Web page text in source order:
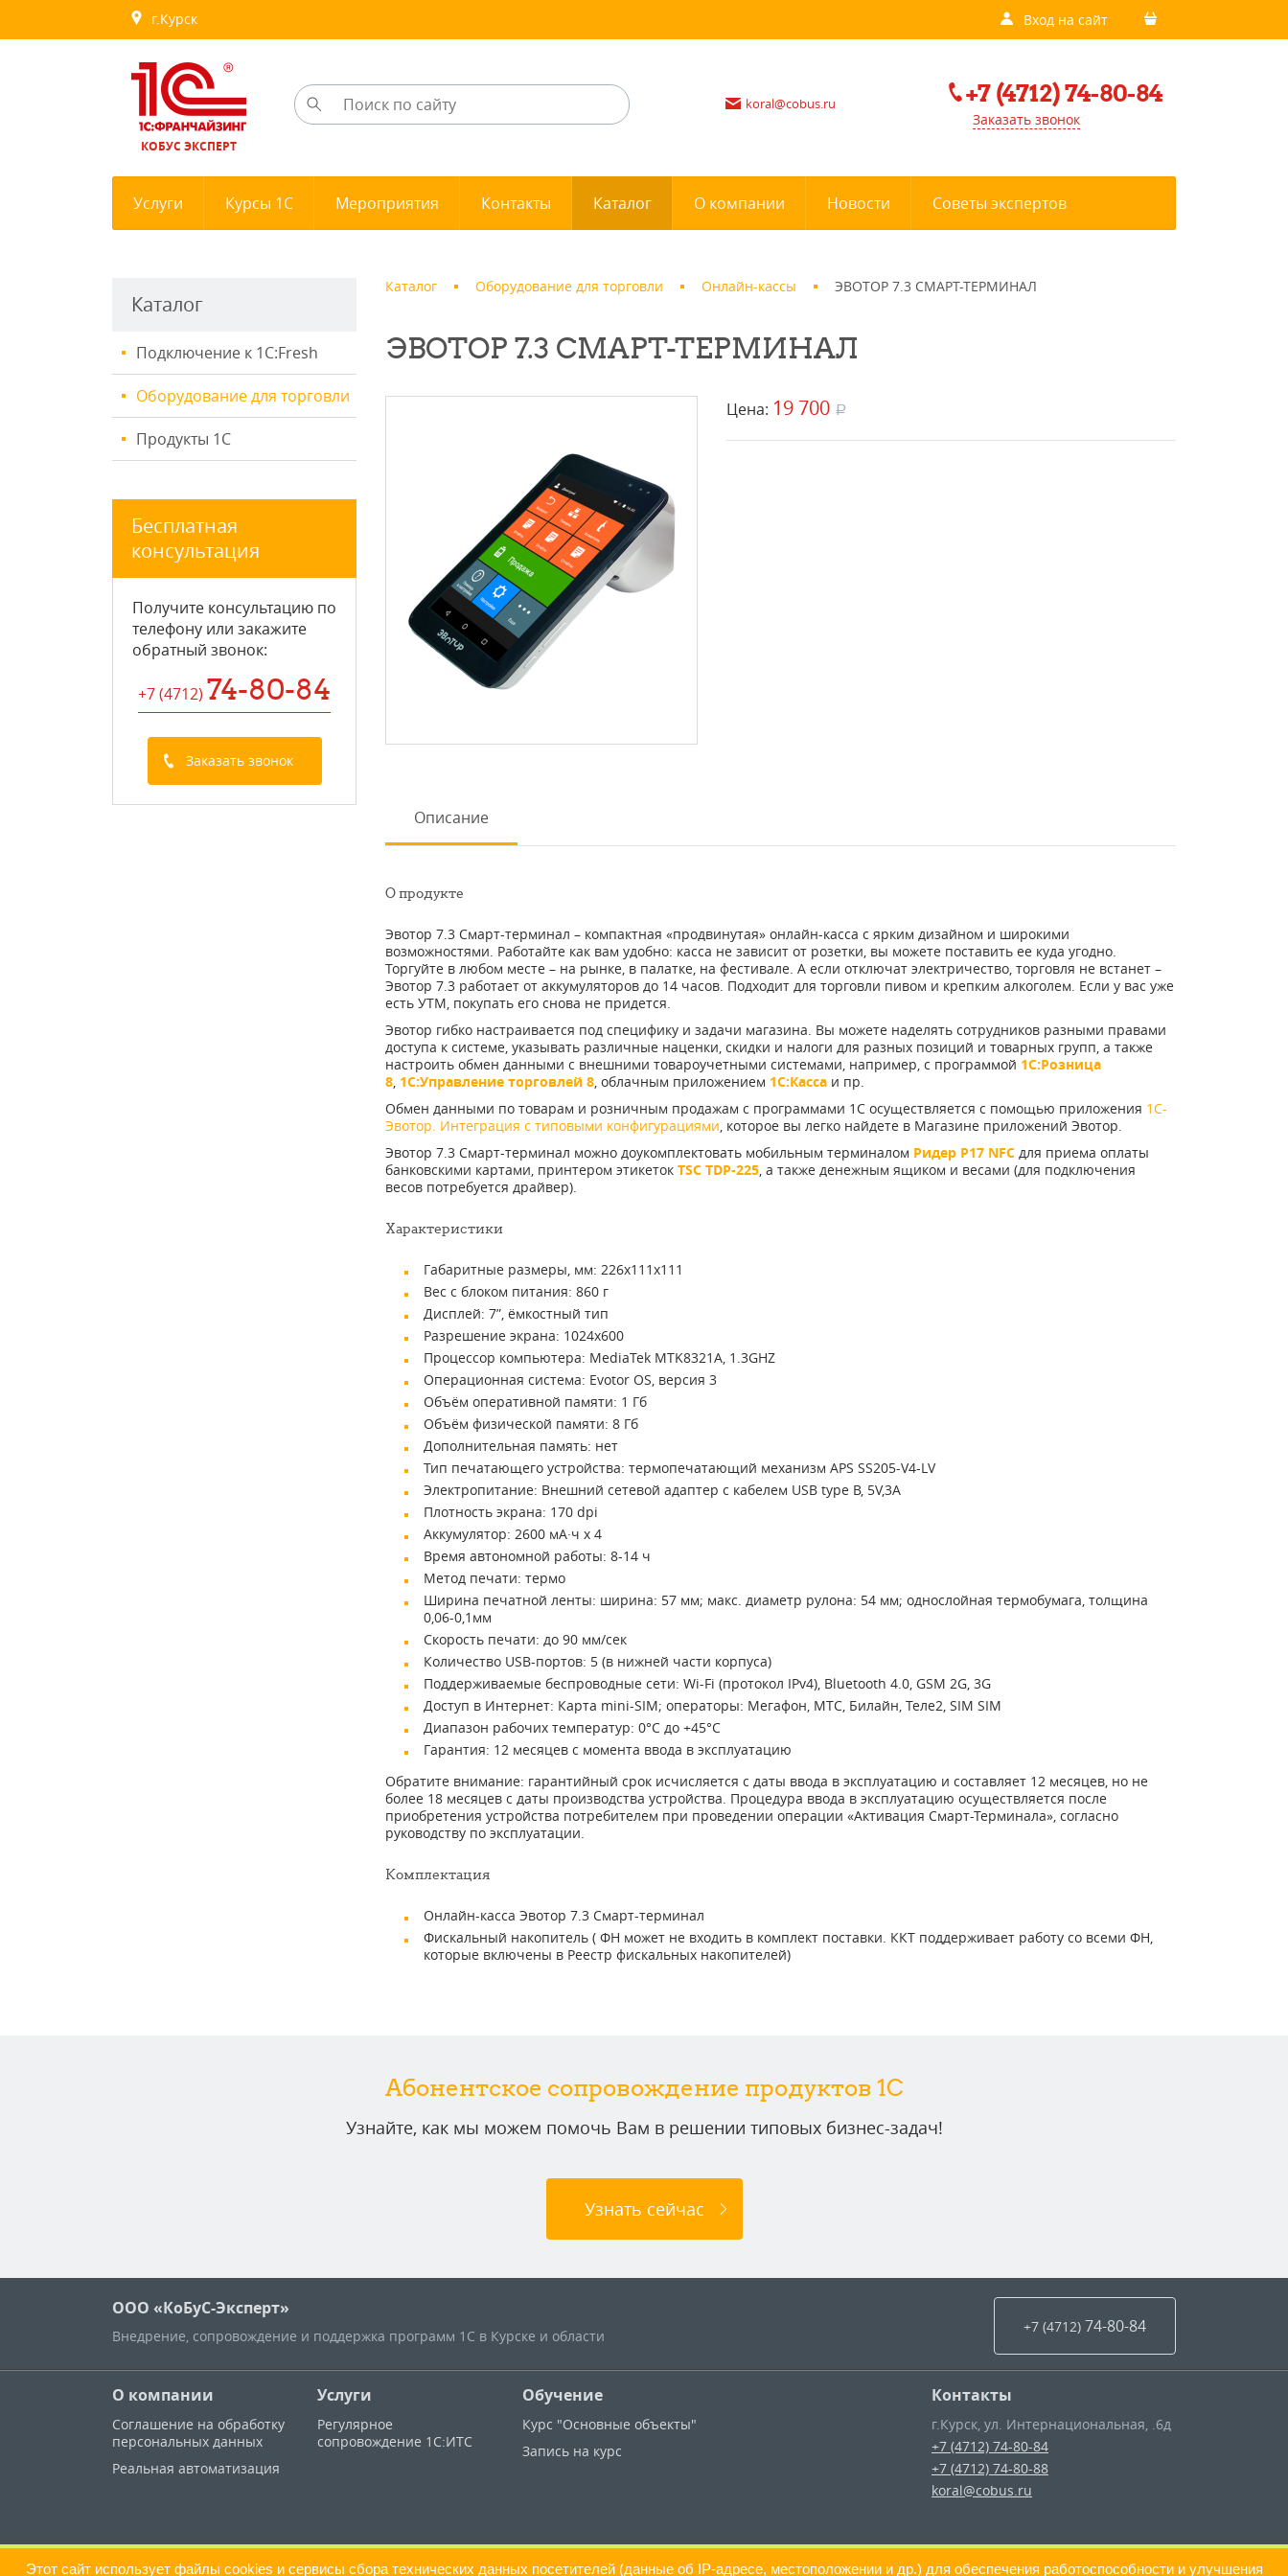
Этот сайт использует файлы cookies и сервисы сбора технических данных посетителей (данные об IP-адресе, местоположении и др.) для обеспечения работоспособности и улучшения
г.Курск Вход на сайт
КОБУС ЭКСПЕРТ
koral@cobus.ru +7 (4712) 74-80-84
Заказать звонок
Услуги Курсы 1С Мероприятия Контакты Каталог О компании Новости Советы экспертов
Каталог
Подключение к 1С:Fresh
Оборудование для торговли
Продукты 1С
Бесплатная
консультация
Получите консультацию по
телефону или закажите
обратный звонок:
+7 (4712) 74-80-84
Заказать звонок
Каталог Оборудование для торговли Онлайн-кассы ЭВОТОР 7.3 СМАРТ-ТЕРМИНАЛ
ЭВОТОР 7.3 СМАРТ-ТЕРМИНАЛ
Цена: 19 700 a
Описание
О продукте
Эвотор 7.3 Смарт-терминал – компактная «продвинутая» онлайн-касса с ярким дизайном и широкими
возможностями. Работайте как вам удобно: касса не зависит от розетки, вы можете поставить ее куда угодно.
Торгуйте в любом месте – на рынке, в палатке, на фестивале. А если отключат электричество, торговля не встанет –
Эвотор 7.3 работает от аккумуляторов до 14 часов. Подходит для торговли пивом и крепким алкоголем. Если у вас уже
есть УТМ, покупать его снова не придется.
Эвотор гибко настраивается под специфику и задачи магазина. Вы можете наделять сотрудников разными правами
доступа к системе, указывать различные наценки, скидки и налоги для разных позиций и товарных групп, а также
настроить обмен данными с внешними товароучетными системами, например, с программой 1С:Розница
8, 1С:Управление торговлей 8, облачным приложением 1С:Касса и пр.
Обмен данными по товарам и розничным продажам с программами 1С осуществляется с помощью приложения 1С-
Эвотор. Интеграция с типовыми конфигурациями, которое вы легко найдете в Магазине приложений Эвотор.
Эвотор 7.3 Смарт-терминал можно доукомплектовать мобильным терминалом Ридер P17 NFC для приема оплаты
банковскими картами, принтером этикеток TSC TDP-225, а также денежным ящиком и весами (для подключения
весов потребуется драйвер).
Характеристики
Габаритные размеры, мм: 226х111х111
Вес с блоком питания: 860 г
Дисплей: 7”, ёмкостный тип
Разрешение экрана: 1024х600
Процессор компьютера: MediaTek MTK8321A, 1.3GHZ
Операционная система: Evotor OS, версия 3
Объём оперативной памяти: 1 Гб
Объём физической памяти: 8 Гб
Дополнительная память: нет
Тип печатающего устройства: термопечатающий механизм APS SS205-V4-LV
Электропитание: Внешний сетевой адаптер с кабелем USB type B, 5V,3A
Плотность экрана: 170 dpi
Аккумулятор: 2600 мА·ч х 4
Время автономной работы: 8-14 ч
Метод печати: термо
Ширина печатной ленты: ширина: 57 мм; макс. диаметр рулона: 54 мм; однослойная термобумага, толщина
0,06-0,1мм
Скорость печати: до 90 мм/сек
Количество USB-портов: 5 (в нижней части корпуса)
Поддерживаемые беспроводные сети: Wi-Fi (протокол IPv4), Bluetooth 4.0, GSM 2G, 3G
Доступ в Интернет: Карта mini-SIM; операторы: Мегафон, МТС, Билайн, Теле2, SIM SIM
Диапазон рабочих температур: 0°C до +45°C
Гарантия: 12 месяцев с момента ввода в эксплуатацию
Обратите внимание: гарантийный срок исчисляется с даты ввода в эксплуатацию и составляет 12 месяцев, но не
более 18 месяцев с даты производства устройства. Процедура ввода в эксплуатацию осуществляется после
приобретения устройства потребителем при проведении операции «Активация Смарт-Терминала», согласно
руководству по эксплуатации.
Комплектация
Онлайн-касса Эвотор 7.3 Смарт-терминал
Фискальный накопитель ( ФН может не входить в комплект поставки. ККТ поддерживает работу со всеми ФН,
которые включены в Реестр фискальных накопителей)
Абонентское сопровождение продуктов 1C
Узнайте, как мы можем помочь Вам в решении типовых бизнес-задач!
Узнать сейчас
ООО «КоБуС-Эксперт»
Внедрение, сопровождение и поддержка программ 1С в Курске и области
+7 (4712) 74-80-84
О компании
Соглашение на обработку
персональных данных
Реальная автоматизация
Услуги
Регулярное
сопровождение 1С:ИТС
Обучение
Курс "Основные объекты"
Запись на курс
Контакты
г.Курск, ул. Интернациональная, .6д
+7 (4712) 74-80-84
+7 (4712) 74-80-88
koral@cobus.ru